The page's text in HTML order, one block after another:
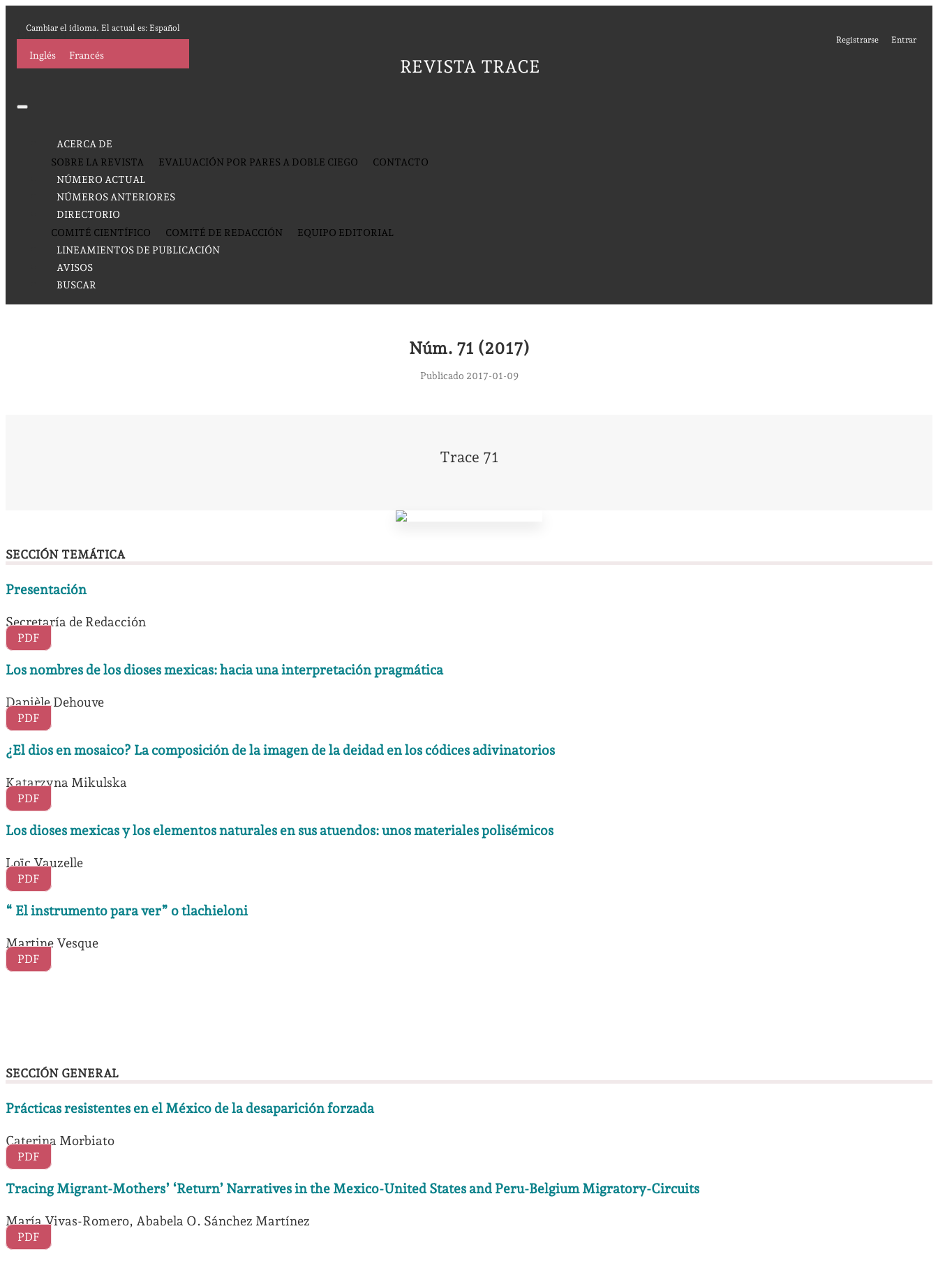
Núm. 71 (2017): Trace 71
REVISTA TRACE
ACERCA DE
SOBRE LA REVISTA
EVALUACIÓN POR PARES A DOBLE CIEGO
CONTACTO
NÚMERO ACTUAL
NÚMEROS ANTERIORES
DIRECTORIO
COMITÉ CIENTÍFICO
COMITÉ DE REDACCIÓN
EQUIPO EDITORIAL
LINEAMIENTOS DE PUBLICACIÓN
AVISOS
BUSCAR
Registrarse Entrar
Cambiar el idioma. El actual es: Español
Inglés Francés
Núm. 71 (2017)
Publicado 2017-01-09
Trace 71
SECCIÓN TEMÁTICA
Presentación
Secretaría de Redacción
PDF
Los nombres de los dioses mexicas: hacia una interpretación pragmática
Danièle Dehouve
PDF
¿El dios en mosaico? La composición de la imagen de la deidad en los códices adivinatorios
Katarzyna Mikulska
PDF
Los dioses mexicas y los elementos naturales en sus atuendos: unos materiales polisémicos
Loïc Vauzelle
PDF
“ El instrumento para ver” o tlachieloni
Martine Vesque
PDF
SECCIÓN GENERAL
Prácticas resistentes en el México de la desaparición forzada
Caterina Morbiato
PDF
Tracing Migrant-Mothers’ ‘Return’ Narratives in the Mexico-United States and Peru-Belgium Migratory-Circuits
María Vivas-Romero, Ababela O. Sánchez Martínez
PDF